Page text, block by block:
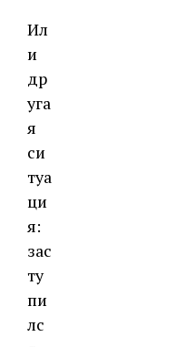
Ил
и
др
уга
я
си
туа
ци
я:
зас
ту
пи
лс